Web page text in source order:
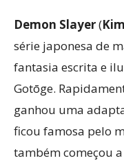
Demon Slayer(
série japonesa de
fantasia escrita e
Gotōge.
ganhou uma
ficou famosa pelo
também começou